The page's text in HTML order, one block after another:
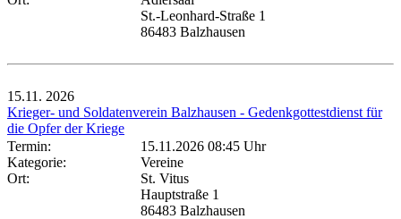
St.-Leonhard-Straße 1
86483 Balzhausen
15.11. 2026
Krieger- und Soldatenverein Balzhausen - Gedenkgottestdienst für
die Opfer der Kriege
Termin:
15.11.2026 08:45 Uhr
Kategorie:
Vereine
Ort:
St. Vitus
Hauptstraße 1
86483 Balzhausen